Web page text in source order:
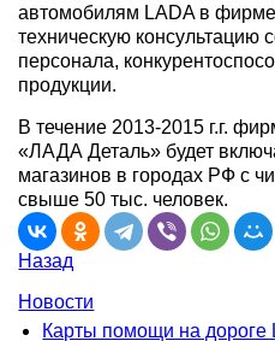
автомобилям LADA в
техническую консультацию
персонала,
продукции.
В течение 2013-2015 г.г.
«ЛАДА Деталь» будет
магазинов в городах РФ с
свыше 50 тыс. человек.
Назад
Новости
Карты помощи на дороге